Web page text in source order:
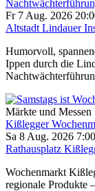
Fr 7 Aug. 2026
Altstadt Lindauer
Humorvoll,
Ippen durch die
Märkte und Messen
Kißlegger
Sa 8 Aug. 2026 7:00
Rathausplatz
Wochenmarkt
regionale Produkte